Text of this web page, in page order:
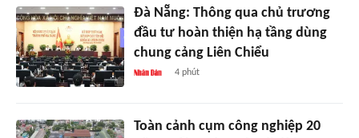
Đà Nẵng: Thông qua chủ trương
đầu tư hoàn thiện hạ tầng dùng
chung cảng Liên Chiểu
4 phút
Toàn cảnh cụm công nghiệp 20